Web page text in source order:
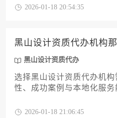
业口碑进行决策，避免单
2026-01-18 20:54:35
黑山设计资质代办机构
黑山设计资质代办
选择黑山设计资质代办机
性、成功案例与本地化服
出真正具备实力的代办服务
2026-01-18 21:06:45